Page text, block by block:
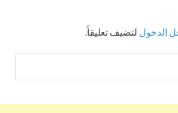
الدخول لتضيف تعليقاً.